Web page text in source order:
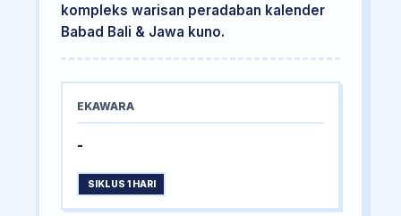
kompleks warisan peradaban kalender
Babad Bali & Jawa kuno.
EKAWARA
-
SIKLUS 1 HARI